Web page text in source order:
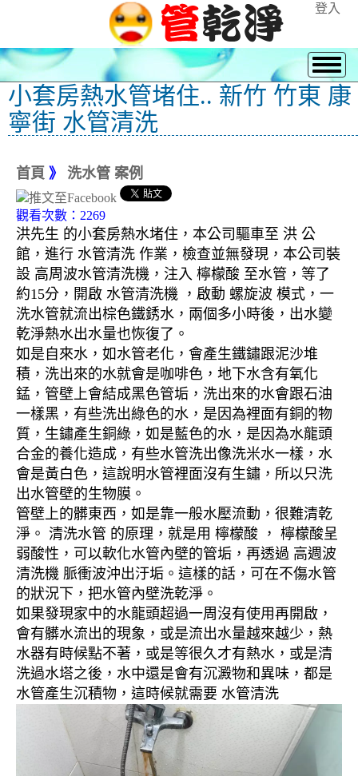
登入
小套房熱水管堵住.. 新竹 竹東 康
寧街 水管清洗
首頁 》 洗水管 案例
觀看次數：2269
洪先生 的小套房熱水堵住，本公司驅車至 洪 公
館，進行 水管清洗 作業，檢查並無發現，本公司裝
設 高周波水管清洗機，注入 檸檬酸 至水管，等了
約15分，開啟 水管清洗機 ，啟動 螺旋波 模式，一
洗水管就流出棕色鐵銹水，兩個多小時後，出水變
乾淨熱水出水量也恢復了。
如是自來水，如水管老化，會產生鐵鏽跟泥沙堆
積，洗出來的水就會是咖啡色，地下水含有氧化
錳，管壁上會結成黑色管垢，洗出來的水會跟石油
一樣黑，有些洗出綠色的水，是因為裡面有銅的物
質，生鏽產生銅綠，如是藍色的水，是因為水龍頭
合金的養化造成，有些水管洗出像洗米水一樣，水
會是黃白色，這說明水管裡面沒有生鏽，所以只洗
出水管壁的生物膜。
管壁上的髒東西，如是靠一般水壓流動，很難清乾
淨。 清洗水管 的原理，就是用 檸檬酸 ， 檸檬酸呈
弱酸性，可以軟化水管內壁的管垢，再透過 高週波
清洗機 脈衝波沖出汙垢。這樣的話，可在不傷水管
的狀況下，把水管內壁洗乾淨。
如果發現家中的水龍頭超過一周沒有使用再開啟，
會有髒水流出的現象，或是流出水量越來越少，熱
水器有時候點不著，或是等很久才有熱水，或是清
洗過水塔之後，水中還是會有沉澱物和異味，都是
水管產生沉積物，這時候就需要 水管清洗